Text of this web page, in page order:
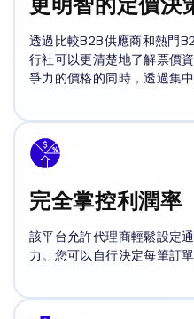
透過比較B2B供應商和熱門
行社可以更清楚地了解票價
爭力的價格的同時，透過集
完全掌控利潤率
該平台允許代理商輕鬆設定
力。您可以自行決定每筆訂